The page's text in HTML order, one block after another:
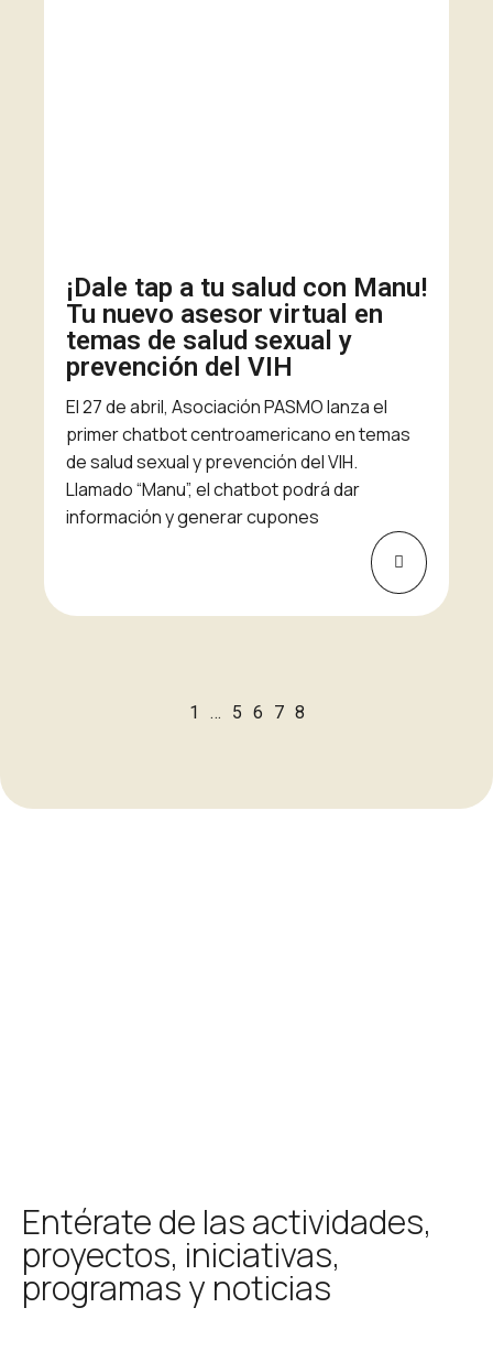
¡Dale tap a tu salud con Manu!
Tu nuevo asesor virtual en
temas de salud sexual y
prevención del VIH
El 27 de abril, Asociación PASMO lanza el
primer chatbot centroamericano en temas
de salud sexual y prevención del VIH.
Llamado “Manu”, el chatbot podrá dar
información y generar cupones
1 … 5 6 7 8
Entérate de las actividades,
proyectos, iniciativas,
programas y noticias